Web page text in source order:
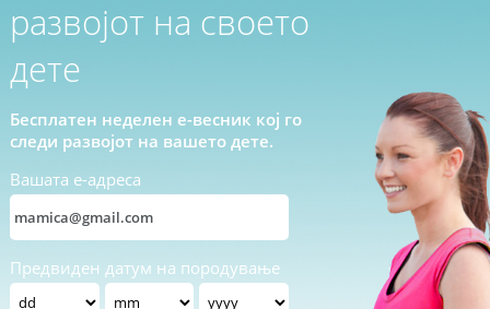
развојот на своето
дете
Бесплатен неделен е-весник кој го
следи развојот на вашето дете.
Вашата е-адреса
Предвиден датум на породување